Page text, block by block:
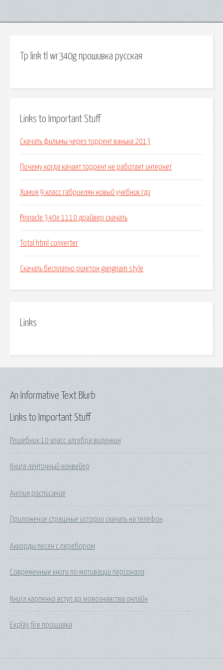
Tp link tl wr340g прошивка русская
Links to Important Stuff
Скачать фильмы через торрент ванька 2013
Почему когда качает торрент не работает интернет
Химия 9 класс габриелян новый учебник гдз
Pinnacle 340e 1110 драйвер скачать
Total html converter
Скачать бесплатно рингтон gangnam style
Links
Links to Important Stuff
Решебник 10 класс алгебра виленкин
Книга ленточный конвейер
Англия расписание
Приложение страшные истории скачать на телефон
Аккорды песен с перебором
Современные книги по мотивации персонала
Книга карпенко вступ до мовознавства онлайн
Explay fire прошивка
An Informative Text Blurb